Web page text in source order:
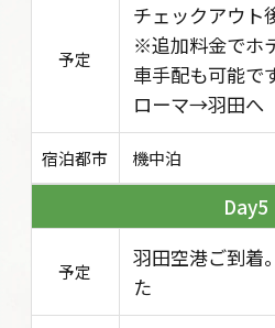
予定
チェックアウト
※追加料金でホ
車手配も可能で
ローマ→羽田へ
宿泊都市 機中泊
5
予定
羽田空港ご到着
た